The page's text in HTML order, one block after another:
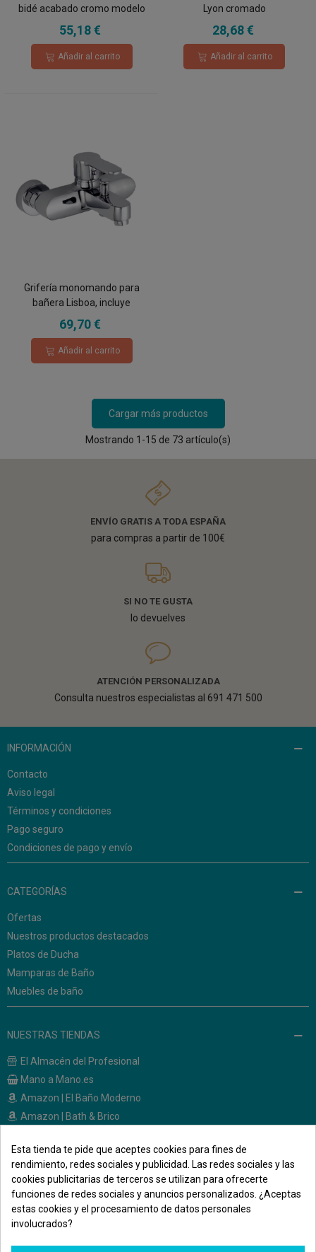
bidé acabado cromo modelo
Paris, con cartucho cerámico
de 35mm
55,18 €
Añadir al carrito
Lyon cromado
28,68 €
Añadir al carrito
Grifería monomando para
bañera Lisboa, incluye
soporte articualdo y flexo de
metal reforzado
69,70 €
Añadir al carrito
Cargar más productos
Mostrando 1 -15 de 73 artículo(s)
ENVÍO GRATIS A TODA ESPAÑA
para compras a partir de 100€
SI NO TE GUSTA
lo devuelves
ATENCIÓN PERSONALIZADA
Consulta nuestros especialistas al 691 471 500
INFORMACIÓN
Contacto
Aviso legal
Términos y condiciones
Pago seguro
Condiciones de pago y envío
CATEGORÍAS
Ofertas
Nuestros productos destacados
Platos de Ducha
Mamparas de Baño
Muebles de baño
NUESTRAS TIENDAS
El Almacén del Profesional
Mano a Mano.es
Amazon | El Baño Moderno
Amazon | Bath & Brico
CONTACTO
Calle Melendez Valdes, 36
28015 - Madrid
691 471 500
Esta tienda te pide que aceptes cookies para fines de
rendimiento, redes sociales y publicidad. Las redes sociales y las
cookies publicitarias de terceros se utilizan para ofrecerte
funciones de redes sociales y anuncios personalizados. ¿Aceptas
estas cookies y el procesamiento de datos personales
involucrados?